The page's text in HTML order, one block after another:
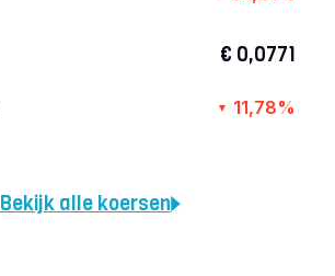
€ 0,0771
▼ 11,78%
Bekijk alle koersen